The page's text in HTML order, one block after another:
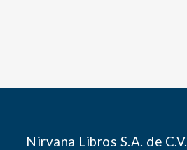
Nirvana Libros S.A. de C.V.